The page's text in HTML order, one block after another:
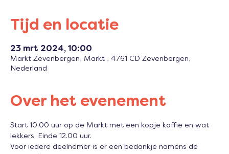
Tijd en locatie
23 mrt 2024, 10:00
Markt Zevenbergen, Markt , 4761 CD Zevenbergen,
Nederland
Over het evenement
Start 10.00 uur op de Markt met een kopje koffie en wat
lekkers. Einde 12.00 uur.
Voor iedere deelnemer is er een bedankje namens de